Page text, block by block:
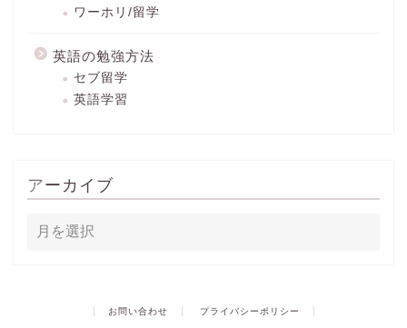
ワーホリ/留学
英語の勉強方法
セブ留学
英語学習
アーカイブ
お問い合わせ プライバシーポリシー